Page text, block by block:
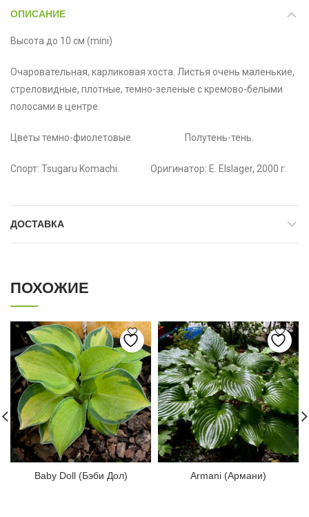
ОПИСАНИЕ
Высота до 10 см (mini)
Очаровательная, карликовая хоста. Листья очень маленькие,
стреловидные, плотные, темно-зеленые с кремово-белыми
полосами в центре.
Цветы темно-фиолетовые. Полутень-тень.
Спорт: Tsugaru Komachi. Оригинатор: E. Elslager, 2000 г.
ДОСТАВКА
ПОХОЖИЕ
Baby Doll (Бэби Дол) Armani (Армани)